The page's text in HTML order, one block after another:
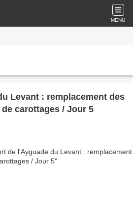
MENU
Levant : remplacement des
travées / Poursuite de carottages / Jour 5